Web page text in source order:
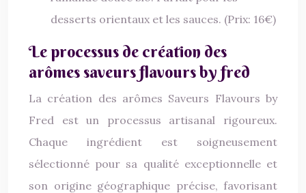
desserts orientaux et les sauces. (Prix: 16€)
Le processus de création des
arômes saveurs flavours by fred
La création des arômes Saveurs Flavours by
Fred est un processus artisanal rigoureux.
Chaque ingrédient est soigneusement
sélectionné pour sa qualité exceptionnelle et
son origine géographique précise, favorisant